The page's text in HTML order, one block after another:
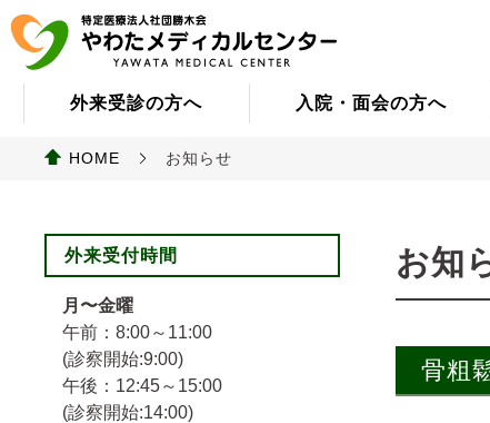
外来受診の方へ 入院・面会の方へ
HOME お知らせ
お知
骨粗
外来受付時間
月〜金曜
午前：8:00～11:00
(診察開始:9:00)
午後：12:45～15:00
(診察開始:14:00)